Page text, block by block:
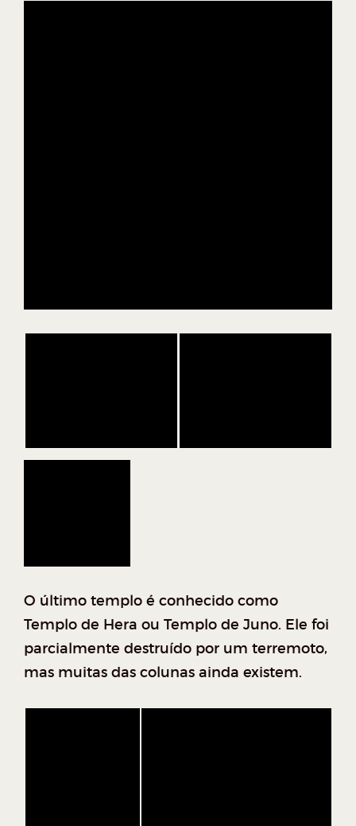
O último templo é conhecido como
Templo de Hera ou Templo de Juno. Ele foi
parcialmente destruído por um terremoto,
mas muitas das colunas ainda existem.